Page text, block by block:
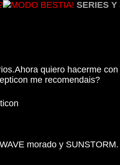
MODO BESTIA! SERIES Y
quiero hacerme
me recomendais?
morado y SUNSTORM.